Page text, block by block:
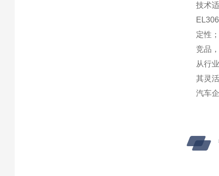
技术
定性
竞品
从行
其灵
汽车